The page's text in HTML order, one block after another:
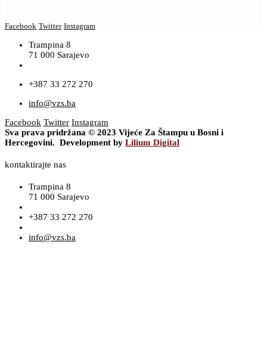
Facebook Twitter Instagram
Trampina 8
71 000 Sarajevo
+387 33 272 270
info@vzs.ba
Facebook Twitter Instagram
Sva prava pridržana © 2023 Vijeće Za Štampu u Bosni i
Hercegovini. Development by Lilium Digital
kontaktirajte nas
Trampina 8
71 000 Sarajevo
+387 33 272 270
info@vzs.ba